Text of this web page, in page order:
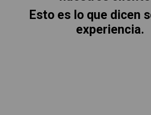
Esto es lo que dicen
experiencia.